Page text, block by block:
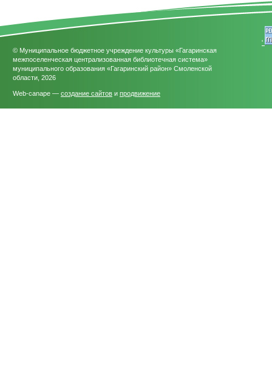
© Муниципальное бюджетное учреждение культуры «Гагаринская
межпоселенческая централизованная библиотечная система»
муниципального образования «Гагаринский район» Смоленской
области, 2026
Web-canape — создание сайтов и продвижение
'